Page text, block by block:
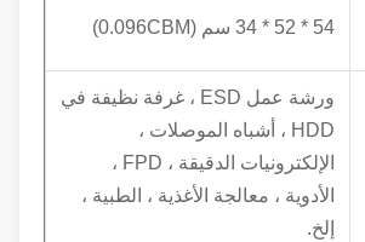
ورشة عمل ESD ، غرفة نظيفة في
HDD ، أشباه الموصلات ،
الإلكترونيات الدقيقة ، FPD ،
الأدوية ، معالجة الأغذية ، الطبية ،